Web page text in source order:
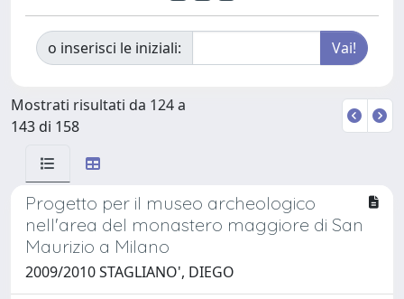
o inserisci le iniziali:
Mostrati risultati da 124 a
143 di 158
Progetto per il museo archeologico
nell'area del monastero maggiore di San
Maurizio a Milano
2009/2010 STAGLIANO', DIEGO